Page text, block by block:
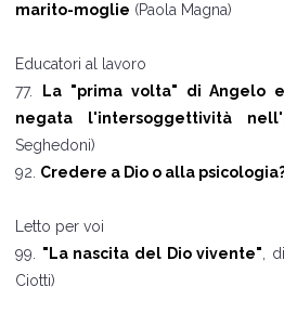
marito-moglie (Paola Magna)
Educatori al lavoro
77.
La "prima volta" di Angelo
negata l'intersoggettività
Seghedoni)
92. Credere a Dio o alla
Letto per voi
99. "La nascita del Dio vivente" ,
Ciotti)